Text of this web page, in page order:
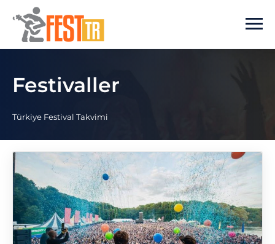
Ana içeriğe atla
Festivaller
Türkiye Festival Takvimi